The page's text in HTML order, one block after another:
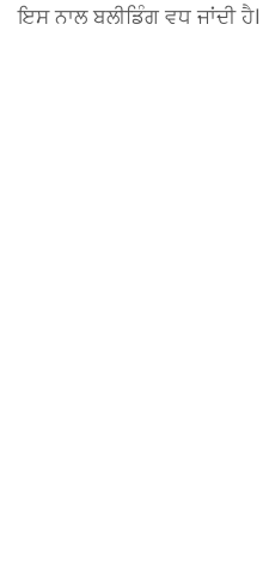
ਇਸ ਨਾਲ ਬਲੀਡਿੰਗ ਵਧ ਜਾਂਦੀ ਹੈ।